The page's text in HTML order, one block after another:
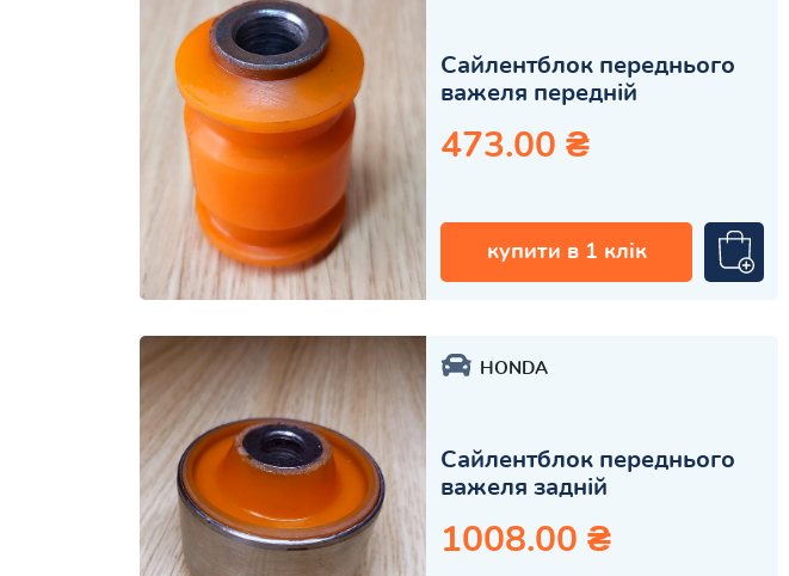
Сайлентблок переднього
важеля передній
473.00 ₴
купити в 1 клік
HONDA
Сайлентблок переднього
важеля задній
1008.00 ₴